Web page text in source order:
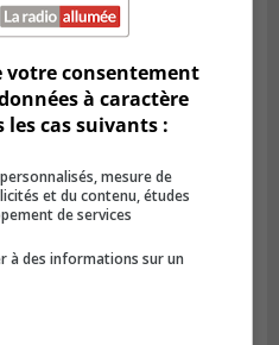
une noyade à Saint-
votre consentement
à caractère
les cas suivants :
mesure de
et du contenu, études
de services
à des informations sur un